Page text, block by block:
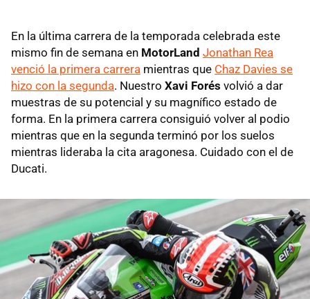
En la última carrera de la temporada celebrada este
mismo fin de semana en MotorLand Jonathan Rea
venció la primera carrera mientras que Chaz Davies se
hizo con la segunda. Nuestro Xavi Forés volvió a dar
muestras de su potencial y su magnífico estado de
forma. En la primera carrera consiguió volver al podio
mientras que en la segunda terminó por los suelos
mientras lideraba la cita aragonesa. Cuidado con el de
Ducati.